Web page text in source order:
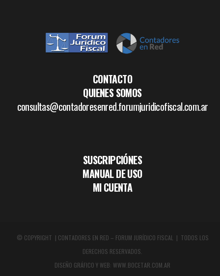
CONTACTO
QUIENES SOMOS
consultas@contadoresenred.forumjuridicofiscal.com.ar
SUSCRIPCIÓNES
MANUAL DE USO
MI CUENTA
© COPYRIGHT | CONTADORES EN RED – FORUM JURÍDICO FISCAL | TODOS LOS
DERECHOS RESERVADOS.
DISEÑO GRÁFICO Y WEB: WWW.BOCETAR.COM.AR